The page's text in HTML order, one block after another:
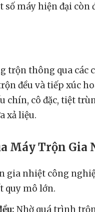
số máy hiện đại
trộn thông qua các
đều và tiếp xúc
chín, cô đặc, tiệt
xả liệu.
Máy Trộn
gia nhiệt công
quy mô lớn.
Nhờ quá trình